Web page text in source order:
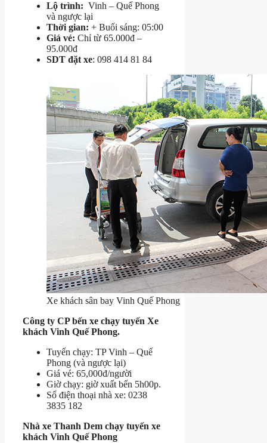
Lộ trình: Vinh – Quế Phong
và ngược lại
Thời gian: + Buổi sáng: 05:00
Giá vé: Chỉ từ 65.000đ –
95.000đ
SDT đặt xe: 098 414 81 84
Xe khách sân bay Vinh Quế Phong
Công ty CP bến xe chạy tuyến Xe
khách Vinh Quế Phong.
Tuyến chạy: TP Vinh – Quế
Phong (và ngược lại)
Giá vé: 65,000đ/người
Giờ chạy: giờ xuất bến 5h00p.
Số điện thoại nhà xe: 0238
3835 182
Nhà xe Thanh Dem chạy tuyến xe
khách Vinh Quế Phong